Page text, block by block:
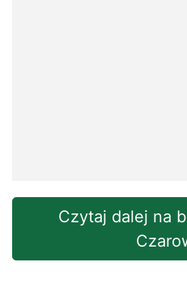
Czytaj dalej na